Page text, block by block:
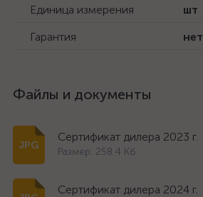
Единица измерения
шт
Гарантия
нет
Файлы и документы
Сертификат дилера 2023 г.
Размер: 258.4 Кб
Сертификат дилера 2024 г.